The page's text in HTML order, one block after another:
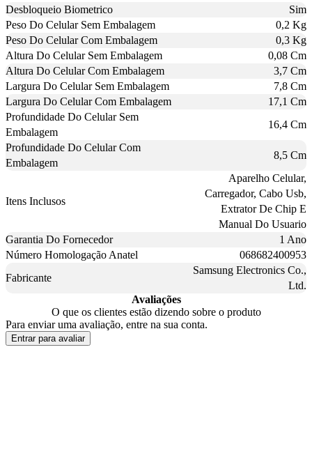
Desbloqueio Biometrico
Sim
Peso Do Celular Sem Embalagem
0,2 Kg
Peso Do Celular Com Embalagem
0,3 Kg
Altura Do Celular Sem Embalagem
0,08 Cm
Altura Do Celular Com Embalagem
3,7 Cm
Largura Do Celular Sem Embalagem
7,8 Cm
Largura Do Celular Com Embalagem
17,1 Cm
Profundidade Do Celular Sem
Embalagem
16,4 Cm
Profundidade Do Celular Com
Embalagem
8,5 Cm
Itens Inclusos
Aparelho Celular,
Carregador, Cabo Usb,
Extrator De Chip E
Manual Do Usuario
Garantia Do Fornecedor
1 Ano
Número Homologação Anatel
068682400953
Fabricante
Samsung Electronics Co.,
Ltd.
Avaliações
O que os clientes estão dizendo sobre o produto
Para enviar uma avaliação, entre na sua conta.
Entrar para avaliar